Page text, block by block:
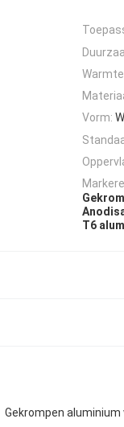
Vorm:
T6
Gekrompen